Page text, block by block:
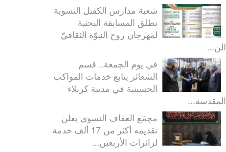
شعبة مدارس الكفيل النسوية
تطلق المسابقة البحثية
لمهرجان روح النبوّة الثقافيّ
الن...
في يوم الجمعة.. قسم
الشعائر يتابع خدمات المواكب
الحسينية في مدينة كربلاء
المقدسة...
مجمّع العفاف النسوي يعلن
تقديمه أكثر من 17 ألف خدمة
لزائرات الأربعين...